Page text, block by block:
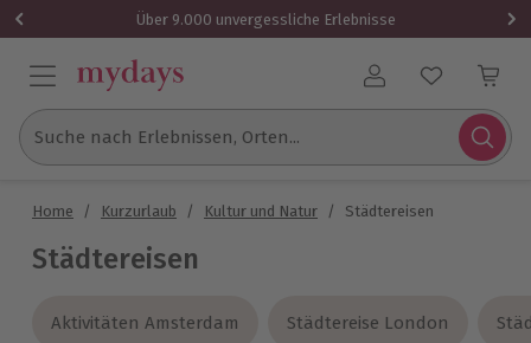
Über 9.000 unvergessliche Erlebnisse
Benutzerkonto
Suche nach Erlebnissen, Orten...
Home / Kurzurlaub / Kultur und Natur / Städtereisen
Städtereisen
Aktivitäten Amsterdam
Aktivitäten Amsterdam Städtereise London
Städtereise London